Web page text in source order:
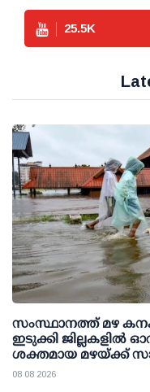
25.5K
സംസ്ഥാനത്ത് മഴ
ഇടുക്കി ജില്ലകളിൽ
ശക്തമായ മഴയ്ക്ക്
08 08 2026